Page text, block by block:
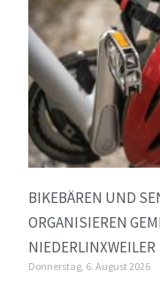
BIKEBÄREN UND
ORGANISIEREN
NIEDERLINXWEILER
Donnerstag, 6. August 2026